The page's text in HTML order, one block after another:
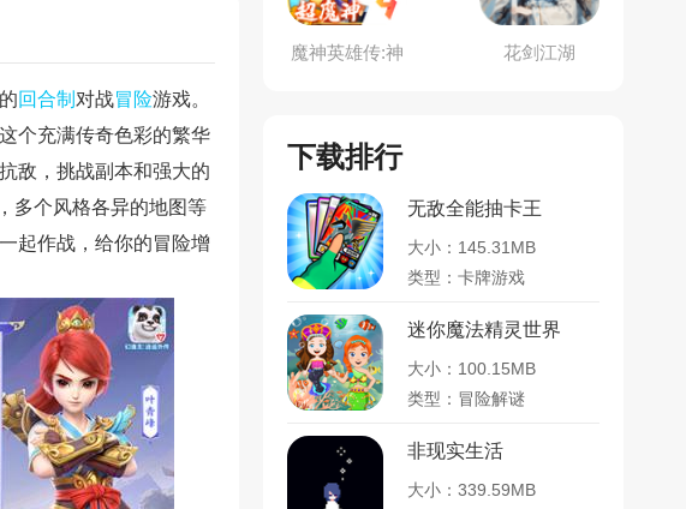
回合制 对战冒险游戏。
个充满传奇色彩的繁华
敌，挑战副本和强大的
多个风格各异的地图等
起作战，给你的冒险增
魔神英雄传:神
花剑江湖
下载排行
无敌全能抽卡王
大小：145.31MB
类型：卡牌游戏
迷你魔法精灵世界
大小：100.15MB
类型：冒险解谜
非现实生活
大小：339.59MB